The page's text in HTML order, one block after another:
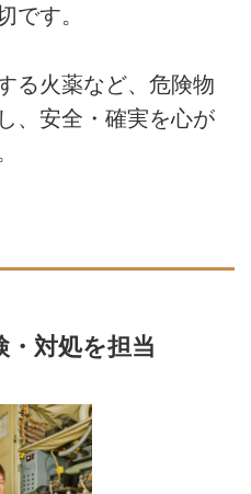
です。
る火薬など、危険物
、安全・確実を心が
・対処を担当